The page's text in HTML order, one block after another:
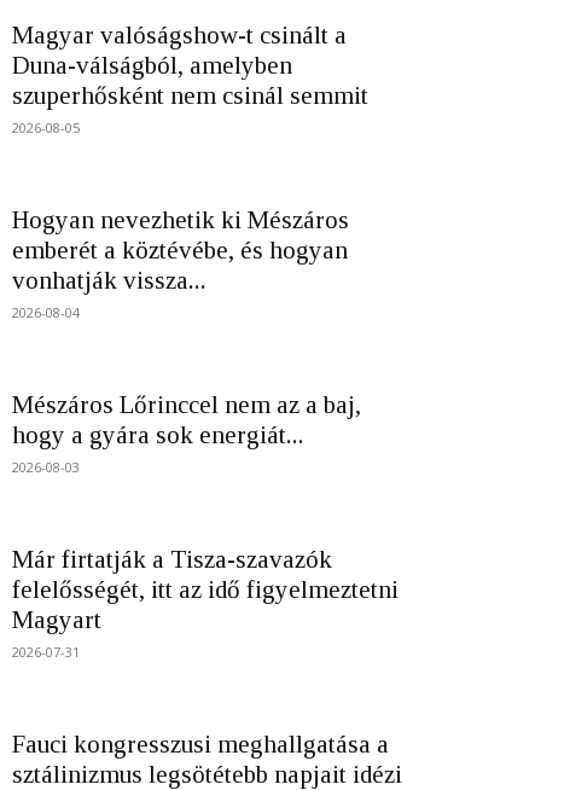
Magyar valóságshow-t csinált a
Duna-válságból, amelyben
szuperhősként nem csinál semmit
2026-08-05
Hogyan nevezhetik ki Mészáros
emberét a köztévébe, és hogyan
vonhatják vissza...
2026-08-04
Mészáros Lőrinccel nem az a baj,
hogy a gyára sok energiát...
2026-08-03
Már firtatják a Tisza-szavazók
felelősségét, itt az idő figyelmeztetni
Magyart
2026-07-31
Fauci kongresszusi meghallgatása a
sztálinizmus legsötétebb napjait idézi